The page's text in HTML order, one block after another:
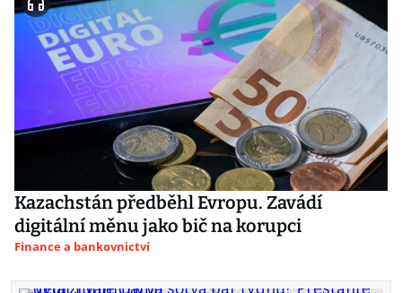
Kazachstán předběhl Evropu. Zavádí
digitální měnu jako bič na korupci
Finance a bankovnictví